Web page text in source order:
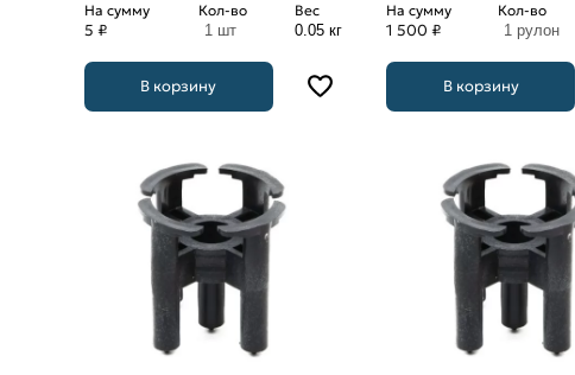
На сумму
5 ₽
Кол-во
1 шт
Вес
0.05 кг
В корзину
На сумму
1 500 ₽
Кол-во
1 рулон
В корзину